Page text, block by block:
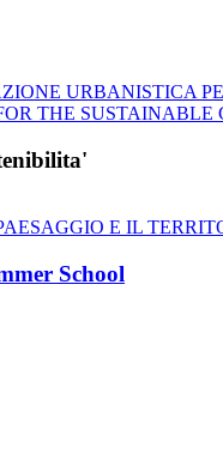
URBANISTICA
THE SUSTAINABLE
E IL
School